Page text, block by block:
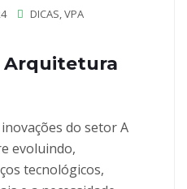
DICAS,VPA
Arquitetura
do setor A
evoluindo,
tecnológicos,